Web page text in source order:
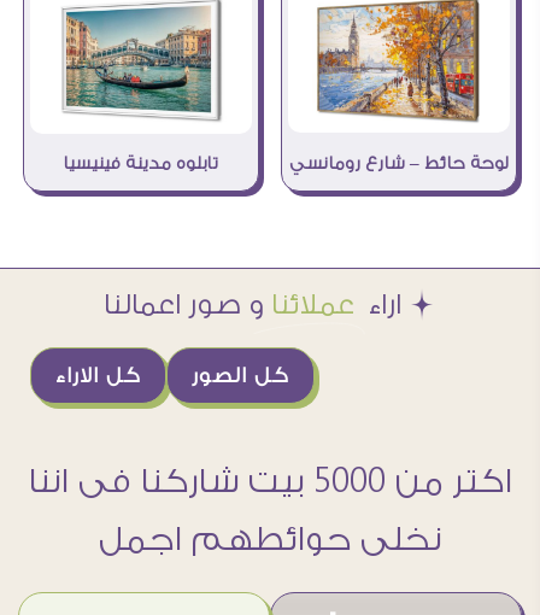
لوحة حائط – شارع رومانسي تابلوه مدينة فينيسيا
Æ اراء عملائنا و صور اعمالنا
كل الاراء كل الصور
اكتر من 5000 بيت شاركنا فى اننا
نخلى حوائطهم اجمل